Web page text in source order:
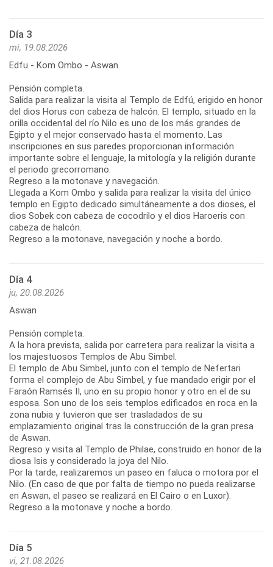
Día 3
mi, 19.08.2026
Edfu - Kom Ombo - Aswan
Pensión completa.
Salida para realizar la visita al Templo de Edfú, erigido en honor
del dios Horus con cabeza de halcón. El templo, situado en la
orilla occidental del río Nilo es uno de los más grandes de
Egipto y el mejor conservado hasta el momento. Las
inscripciones en sus paredes proporcionan información
importante sobre el lenguaje, la mitología y la religión durante
el periodo grecorromano.
Regreso a la motonave y navegación.
Llegada a Kom Ombo y salida para realizar la visita del único
templo en Egipto dedicado simultáneamente a dos dioses, el
dios Sobek con cabeza de cocodrilo y el dios Haroeris con
cabeza de halcón.
Regreso a la motonave, navegación y noche a bordo.
Día 4
ju, 20.08.2026
Aswan
Pensión completa.
A la hora prevista, salida por carretera para realizar la visita a
los majestuosos Templos de Abu Simbel.
El templo de Abu Simbel, junto con el templo de Nefertari
forma el complejo de Abu Simbel, y fue mandado erigir por el
Faraón Ramsés II, uno en su propio honor y otro en el de su
esposa. Son uno de los seis templos edificados en roca en la
zona nubia y tuvieron que ser trasladados de su
emplazamiento original tras la construcción de la gran presa
de Aswan.
Regreso y visita al Templo de Philae, construido en honor de la
diosa Isis y considerado la joya del Nilo.
Por la tarde, realizaremos un paseo en faluca o motora por el
Nilo. (En caso de que por falta de tiempo no pueda realizarse
en Aswan, el paseo se realizará en El Cairo o en Luxor).
Regreso a la motonave y noche a bordo.
Día 5
vi, 21.08.2026